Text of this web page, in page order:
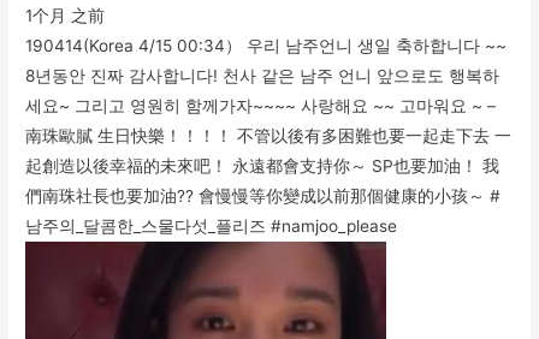
1个月 之前
190414(Korea 4/15 00:34） 우리 남주언니 생일 축하합니다 ~~
8년동안 진짜 감사합니다! 천사 같은 남주 언니 앞으로도 행복하
세요~ 그리고 영원히 함께가자~~~~ 사랑해요 ~~ 고마워요 ~ –
南珠歐膩 生日快樂！！！！ 不管以後有多困難也要一起走下去 一
起創造以後幸福的未來吧！ 永遠都會支持你～ SP也要加油！ 我
們南珠社長也要加油?? 會慢慢等你變成以前那個健康的小孩～ #
남주의_달콤한_스물다섯_플리즈 #namjoo_please